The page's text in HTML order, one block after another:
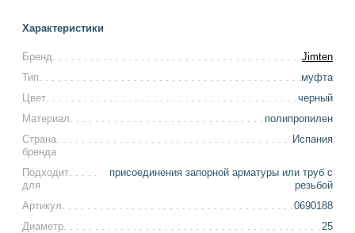
Характеристики
Бренд
Jimten
Тип
муфта
Цвет
черный
Материал
полипропилен
Страна
бренда
Испания
Подходит
для
присоединения запорной арматуры или труб с
резьбой
Артикул
0690188
Диаметр
25